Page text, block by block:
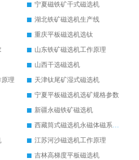
宁夏磁铁矿干式磁选机
湖北铁矿磁选机生产线
重庆平板磁选机选钛
山东铁矿磁选机工作原理
山西干选磁选机
理
天津钛尾矿湿式磁选机
宁夏平板磁选机选矿规格参数
新疆永磁铁矿磁选机
西藏筒式磁选机永磁体磁系设计
江苏河沙磁选机工作原理
吉林高梯度平板磁选机